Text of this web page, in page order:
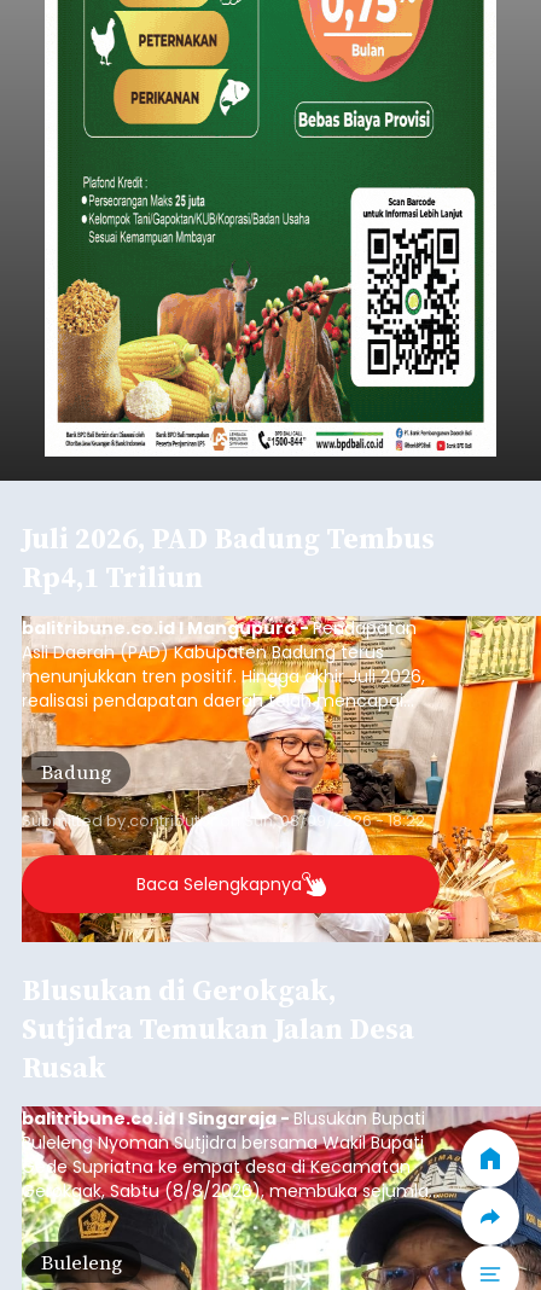
Juli 2026, PAD Badung Tembus
Rp4,1 Triliun
balitribune.co.id I Mangupura -Pendapatan
Asli Daerah (PAD) Kabupaten Badung terus
menunjukkan tren positif. Hingga akhir Juli 2026,
realisasi pendapatan daerah telah mencapai
Rp4,1 triliun atau rata-rata sekitar Rp730 miliar
per bulan, meningkat signifikan dibandingkan
rata-rata penerimaan sebelumnya yang berkisar
Rp350 miliar hingga Rp400 miliar per bulan.
Badung
Submitted bycontributor Sun, 08/09/2026 - 18:22
Baca Selengkapnya
Blusukan di Gerokgak,
Sutjidra Temukan Jalan Desa
Rusak
balitribune.co.id I Singaraja - Blusukan Bupati
Buleleng Nyoman Sutjidra bersama Wakil Bupati
Gede Supriatna ke empat desa di Kecamatan
Gerokgak, Sabtu (8/8/2026), membuka sejumlah
persoalan yang masih dihadapi masyarakat. Dari
jalan desa yang rusak hingga potensi pertanian
yang belum optimal, semuanya menjadi
Buleleng